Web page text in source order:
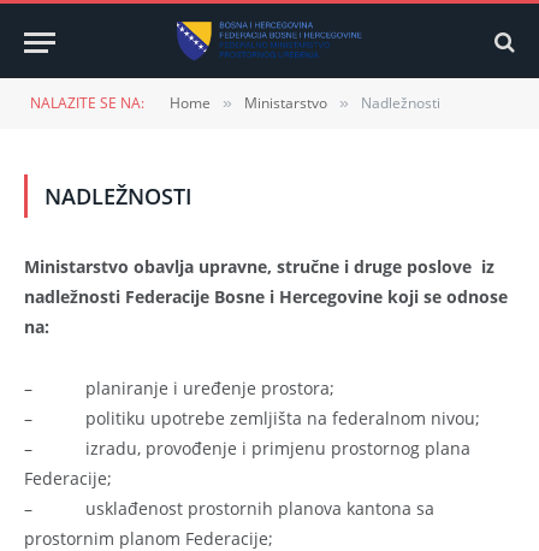
NALAZITE SE NA: Home » Ministarstvo » Nadležnosti
NADLEŽNOSTI
Ministarstvo obavlja upravne, stručne i druge poslove iz
nadležnosti Federacije Bosne i Hercegovine koji se odnose
na:
– planiranje i uređenje prostora;
– politiku upotrebe zemljišta na federalnom nivou;
– izradu, provođenje i primjenu prostornog plana
Federacije;
– usklađenost prostornih planova kantona sa
prostornim planom Federacije;